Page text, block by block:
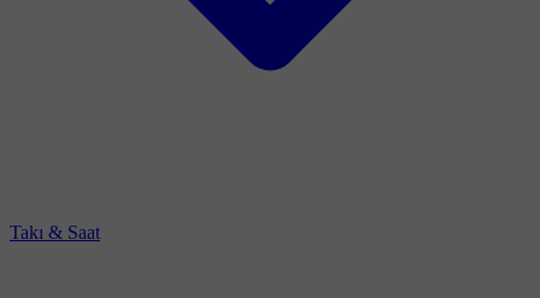
Takı & Saat